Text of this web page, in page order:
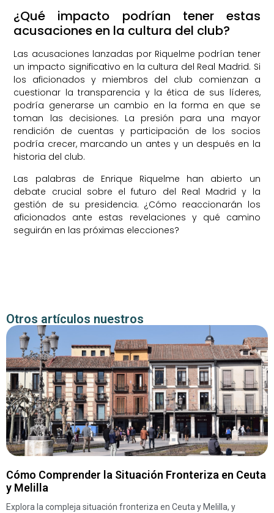
¿Qué impacto podrían tener estas
acusaciones en la cultura del club?
Las acusaciones lanzadas por Riquelme podrían tener
un impacto significativo en la cultura del Real Madrid. Si
los aficionados y miembros del club comienzan a
cuestionar la transparencia y la ética de sus líderes,
podría generarse un cambio en la forma en que se
toman las decisiones. La presión para una mayor
rendición de cuentas y participación de los socios
podría crecer, marcando un antes y un después en la
historia del club.
Las palabras de Enrique Riquelme han abierto un
debate crucial sobre el futuro del Real Madrid y la
gestión de su presidencia. ¿Cómo reaccionarán los
aficionados ante estas revelaciones y qué camino
seguirán en las próximas elecciones?
Otros artículos nuestros
Cómo Comprender la Situación Fronteriza en Ceuta
y Melilla
Explora la compleja situación fronteriza en Ceuta y Melilla, y